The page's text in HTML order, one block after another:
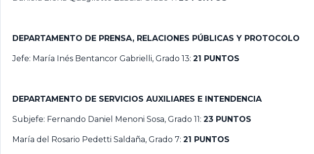
DEPARTAMENTO DE PRENSA, RELACIONES PÚBLICAS Y PROTOCOLO
Jefe: María Inés Bentancor Gabrielli, Grado 13: 21 PUNTOS
DEPARTAMENTO DE SERVICIOS AUXILIARES E INTENDENCIA
Subjefe: Fernando Daniel Menoni Sosa, Grado 11: 23 PUNTOS
María del Rosario Pedetti Saldaña, Grado 7: 21 PUNTOS